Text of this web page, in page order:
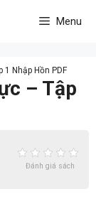
Menu
1 Nhập Hồn PDF
– Tập
Đánh giá sách